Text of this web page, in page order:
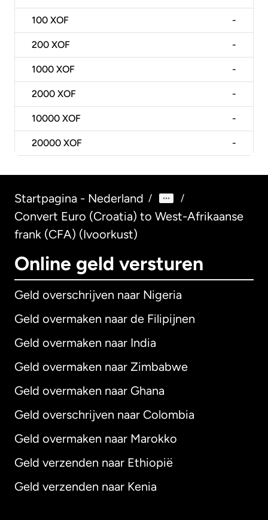
100 XOF -
200 XOF -
1000 XOF -
2000 XOF -
10000 XOF -
20000 XOF -
Startpagina - Nederland / /
Convert Euro (Croatia) to West-Afrikaanse
frank (CFA) (Ivoorkust)
Online geld versturen
Geld overschrijven naar Nigeria
Geld overmaken naar de Filipijnen
Geld overmaken naar India
Geld overmaken naar Zimbabwe
Geld overmaken naar Ghana
Geld overschrijven naar Colombia
Geld overmaken naar Marokko
Geld verzenden naar Ethiopië
Geld verzenden naar Kenia